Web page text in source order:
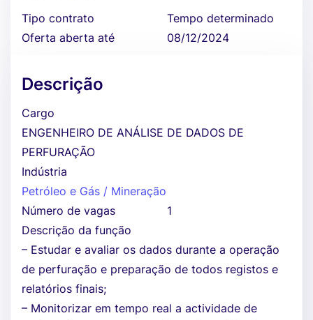
Tipo contrato
Tempo determinado
Oferta aberta até
08/12/2024
Descrição
Cargo
ENGENHEIRO DE ANÁLISE DE DADOS DE
PERFURAÇÃO
Indústria
Petróleo e Gás / Mineração
Número de vagas
1
Descrição da função
– Estudar e avaliar os dados durante a operação
de perfuração e preparação de todos registos e
relatórios finais;
– Monitorizar em tempo real a actividade de